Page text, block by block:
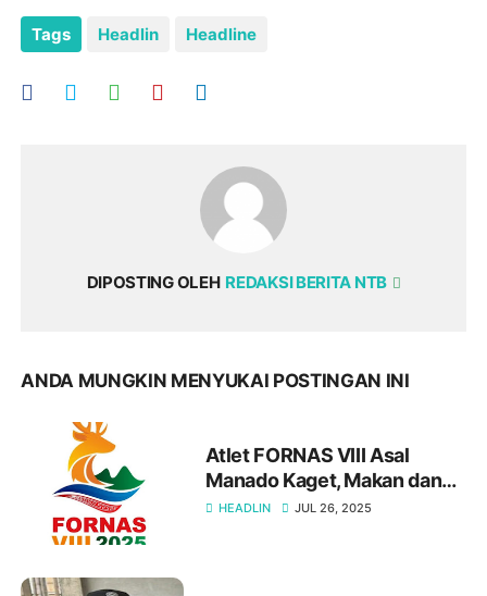
Tags Headlin Headline
DIPOSTING OLEH REDAKSI BERITA NTB
ANDA MUNGKIN MENYUKAI POSTINGAN INI
Atlet FORNAS VIII Asal
Manado Kaget, Makan dan
Biaya Penjemputan Bayar
HEADLIN JUL 26, 2025